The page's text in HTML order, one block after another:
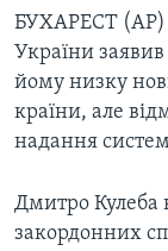
ПОГЛЯД З
Мови
БУХАРЕСТ (AP)
України
йому низку
країни, але
надання систем
Дмитро Кулеба
закордонних